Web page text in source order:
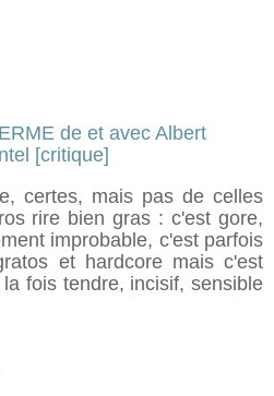
certes, mais pas de celles
rire bien gras : c'est gore,
improbable, c'est parfois
et hardcore mais c'est
fois tendre, incisif, sensible